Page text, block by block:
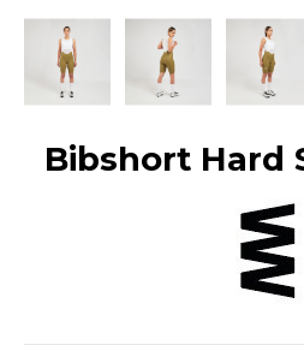
Bibshort Hard